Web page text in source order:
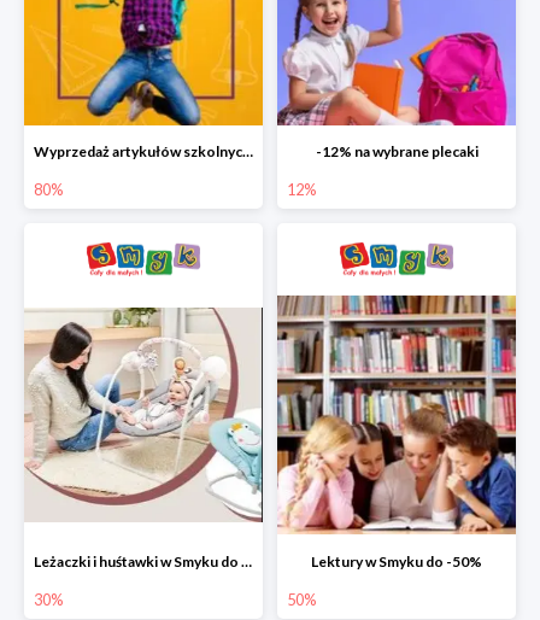
Wyprzedaż artykułów szkolnych w Smyku do -80%
80%
-12% na wybrane plecaki
12%
Leżaczki i huśtawki w Smyku do -30%
30%
Lektury w Smyku do -50%
50%